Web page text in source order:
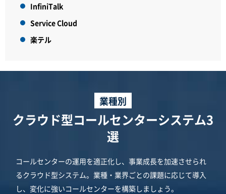
InfiniTalk
Service Cloud
楽テル
業種別
クラウド型コールセンターシステム3
選
コールセンターの運用を適正化し、事業成長を加速させられ
るクラウド型システム。業種・業界ごとの課題に応じて導入
し、変化に強いコールセンターを構築しましょう。